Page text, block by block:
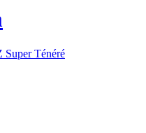
Super Ténéré